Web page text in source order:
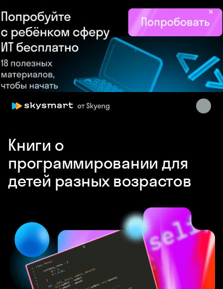
×
Книги о
программировании для
детей разных возрастов
Skysmart Chat
online